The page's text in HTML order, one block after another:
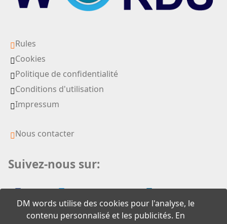
DM words utilise des cookies pour l'analyse, le
contenu personnalisé et les publicités. En
Rules
Cookies
Politique de confidentialité
Conditions d'utilisation
Impressum
Nous contacter
Suivez-nous sur: